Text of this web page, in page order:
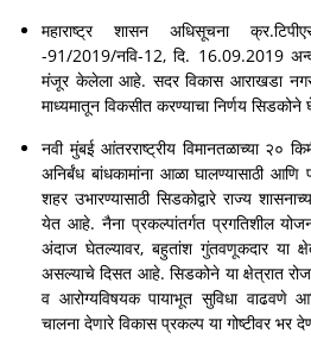
महाराष्ट्र शासन अधिसूचना
-91/2019/नवि-12, दि. 16.09.2019
मंजूर केलेला आहे. सदर विकास आराखडा नगर
माध्यमातून विकसीत करण्याचा निर्णय
नवी मुंबई आंतरराष्ट्रीय विमानतळाच्या २०
अनिर्बंध बांधकामांना आळा घालण्यासाठी
शहर उभारण्यासाठी सिडकोद्वारे राज्य
येत आहे. नैना प्रकल्पांतर्गत प्रगतिशील
अंदाज घेतल्यावर, बहुतांश गुंतवणूकदार या
असल्याचे दिसत आहे. सिडकोने या क्षेत्रात
व आरोग्यविषयक पायाभूत सुविधा वाढवणे
चालना देणारे विकास प्रकल्प या गोष्टीवर भर